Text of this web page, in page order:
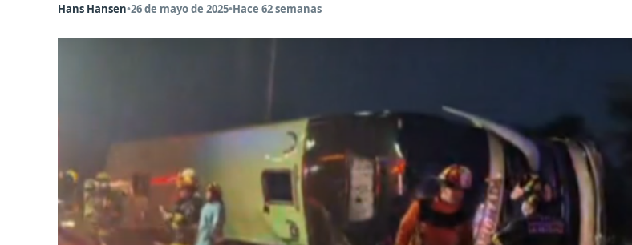
Hans Hansen•26 de mayo de 2025•Hace 62 semanas